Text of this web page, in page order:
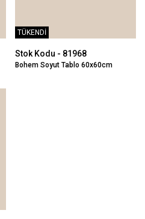
TÜKENDİ
Stok Kodu - 81968
Bohem Soyut Tablo 60x60cm